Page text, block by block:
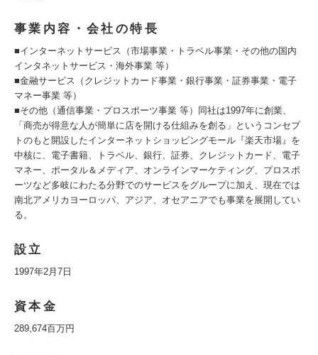
事業内容・会社の特長
■インターネットサービス（市場事業・トラベル事業・その他の国内
インタネットサービス・海外事業 等）
■金融サービス（クレジットカード事業・銀行事業・証券事業・電子
マネー事業 等）
■その他（通信事業・プロスポーツ事業 等）同社は1997年に創業、
「商売が得意な人が簡単に店を開ける仕組みを創る」というコンセプ
トのもと開設したインターネットショッピングモール『楽天市場』を
中核に、電子書籍、トラベル、銀行、証券、クレジットカード、電子
マネー、ポータル＆メディア、オンラインマーケティング、プロスポ
ーツなど多岐にわたる分野でのサービスをグループに加え、現在では
南北アメリカヨーロッパ、アジア、オセアニアでも事業を展開してい
る。
設立
1997年2月7日
資本金
289,674百万円